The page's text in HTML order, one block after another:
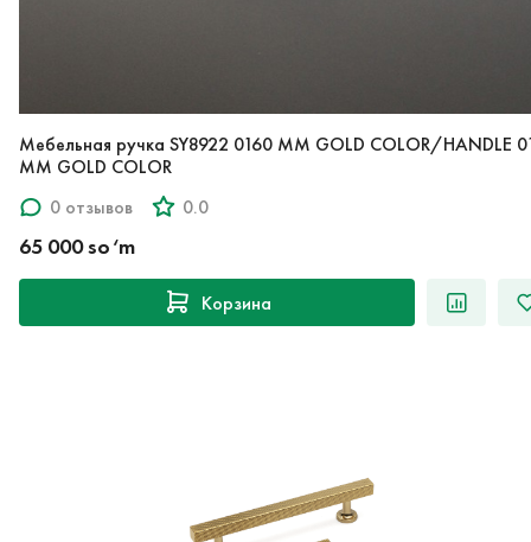
Мебельная ручка SY8922 0160 MM GOLD COLOR/HANDLE
MM GOLD COLOR
0 отзывов
0.0
65 000 so‘m
Корзина